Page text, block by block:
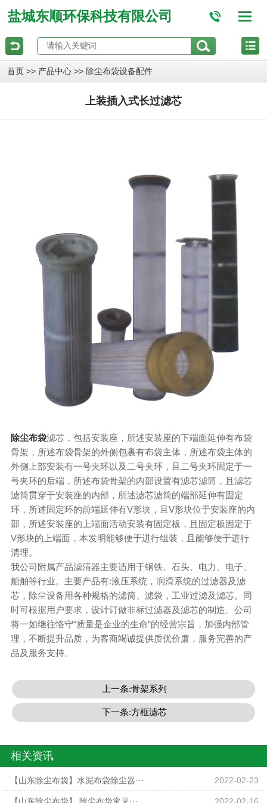
盐城东顺环保科技有限公司
首页 >> 产品中心 >> 除尘布袋设备配件
上装插入式长过滤芯
除尘布袋滤芯，包括安装座，所述安装座的下端面延伸有布袋
骨架，所述布袋骨架的外侧包裹有布袋主体，所述布袋主体的
外侧上部安装有一号夹环以及二号夹环，且二号夹环固定于一
号夹环的后端，所述布袋骨架的内部设置有滤芯滤筒，且滤芯
滤筒贯穿于安装座的内部，所述滤芯滤筒的端部延伸有固定
环，所述固定环的前端延伸有V形块，且V形块位于安装座的内
部，所述安装座的上端面活动安装有固定板，且固定板固定于
V形块的上端面，本发明能够便于进行组装，且能够便于进行
清理。
我公司附属产品滤清器主要适用于钢铁、石头、电力、电子、
船舶等行业。主要产品有:液压系统，润滑系统的过滤器及滤
芯，除尘设备用各种规格的滤筒、滤袋，工业过滤及滤芯。同
时可根据用户要求，设计订做非标过滤器及滤芯的制造。公司
将一如继往恪守“质量是企业的生命”的经营宗旨，加强内部管
理，不断提升品质，为客商竭诚提供质优价廉，服务完善的产
品及服务支持。
上一条:骨架系列
下一条:方框滤芯
相关资讯
2022-02-23
【山东除尘布袋】水泥布袋除尘器···